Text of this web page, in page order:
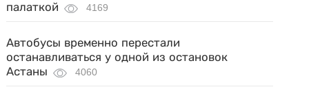
палаткой
4169
Автобусы временно перестали
останавливаться у одной из остановок
Астаны
4060